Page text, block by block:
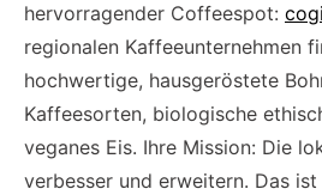
hervorragender Coffeespot:
regionalen Kaffeeunternehmen
hochwertige, hausgeröstete
Kaffeesorten, biologische
veganes Eis. Ihre Mission: Die
verbesser und erweitern. Das